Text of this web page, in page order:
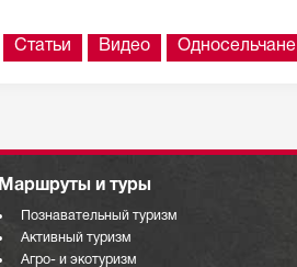
Статьи Видео Односельчане
Маршруты и туры
Познавательный туризм
Активный туризм
Агро- и экотуризм